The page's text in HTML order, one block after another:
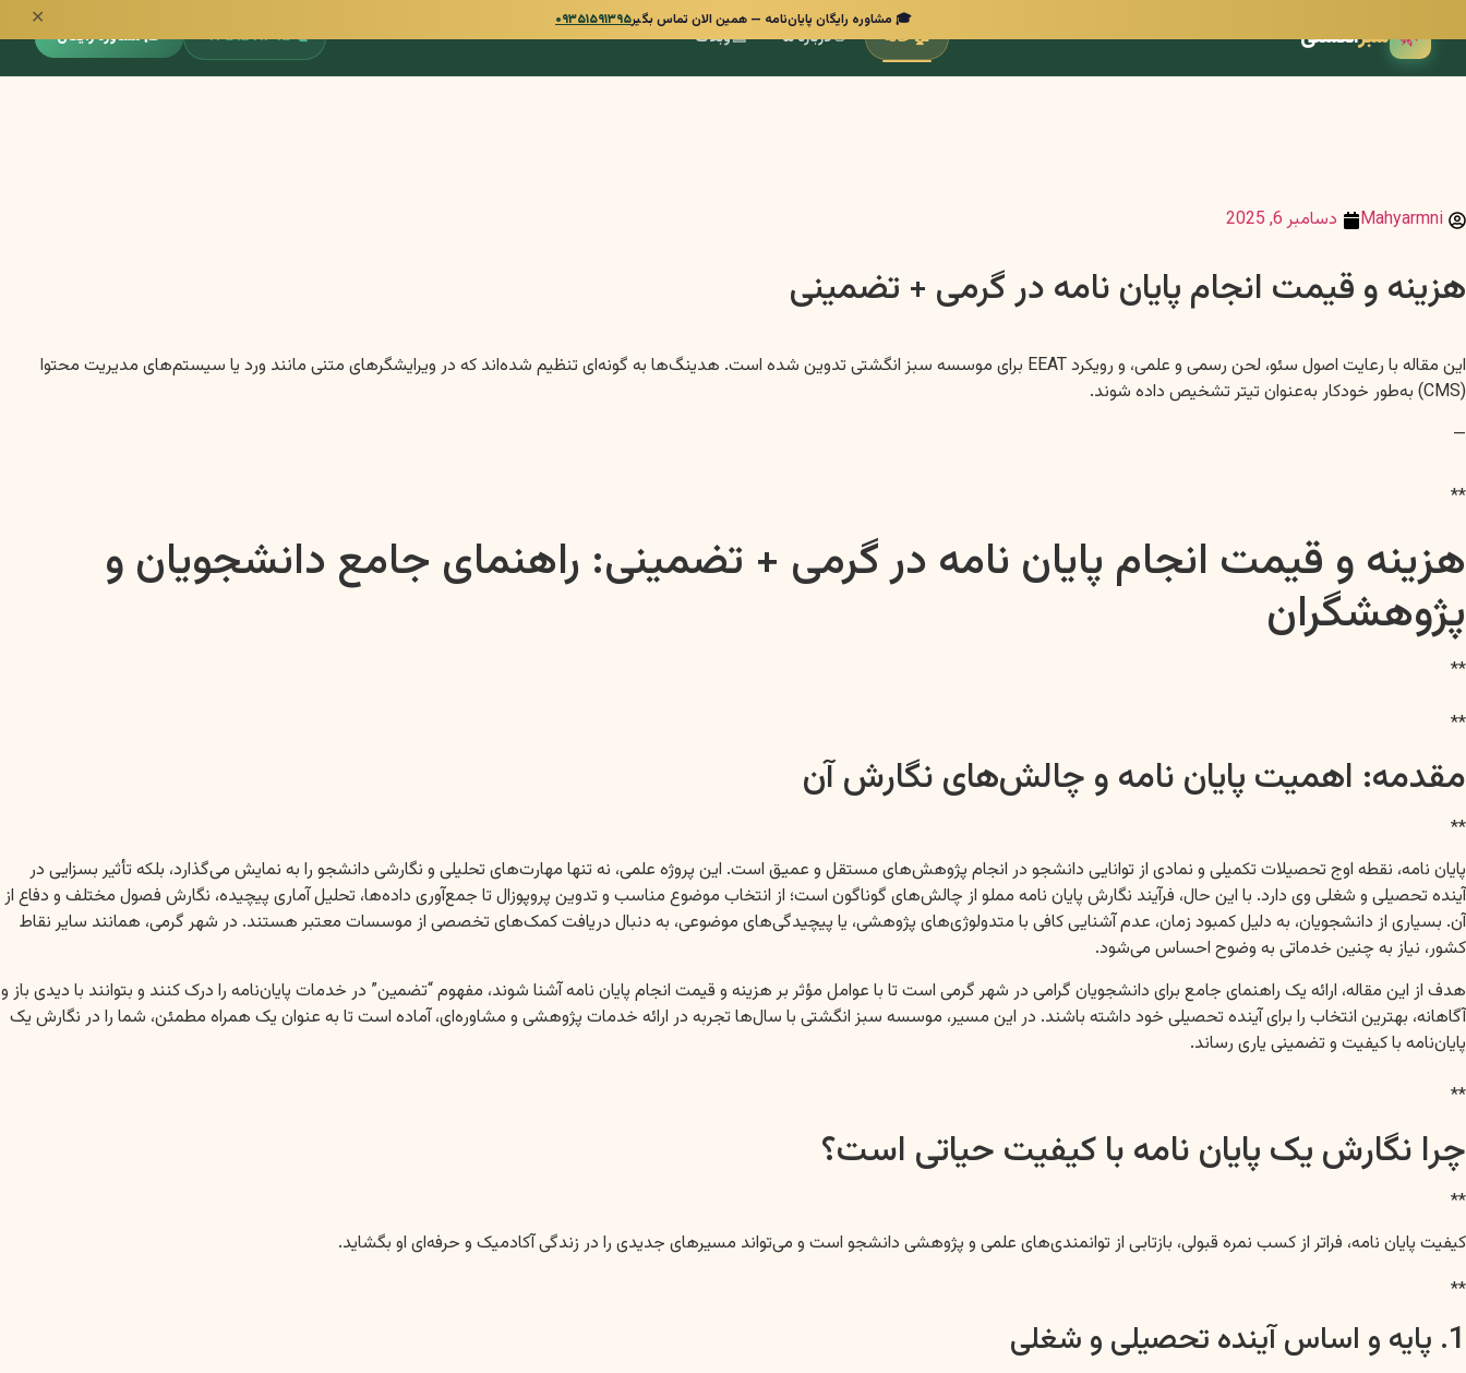
🎓 مشاوره رایگان پایان‌نامه — همین الان تماس بگیر۰۹۳۵۱۵۹۱۳۹۵ ✕
🌿 سبزانگشتی 🏠خانه 👋درباره ما 📰وبلاگ 📞۰۹۳۵۱۵۹۱۳۹۵ 🎓 مشاوره رایگان
Mahyarmni دسامبر 6, 2025
هزینه و قیمت انجام پایان نامه در گرمی + تضمینی
این مقاله با رعایت اصول سئو، لحن رسمی و علمی، و رویکرد EEAT برای موسسه سبز انگشتی تدوین شده است. هدینگ‌ها به گونه‌ای تنظیم شده‌اند که در ویرایشگرهای متنی مانند ورد یا سیستم‌های مدیریت محتوا
(CMS) به‌طور خودکار به‌عنوان تیتر تشخیص داده شوند.
—
**
هزینه و قیمت انجام پایان نامه در گرمی + تضمینی: راهنمای جامع دانشجویان و
پژوهشگران
**
**
مقدمه: اهمیت پایان نامه و چالش‌های نگارش آن
**
پایان نامه، نقطه اوج تحصیلات تکمیلی و نمادی از توانایی دانشجو در انجام پژوهش‌های مستقل و عمیق است. این پروژه علمی، نه تنها مهارت‌های تحلیلی و نگارشی دانشجو را به نمایش می‌گذارد، بلکه تأثیر بسزایی در
آینده تحصیلی و شغلی وی دارد. با این حال، فرآیند نگارش پایان نامه مملو از چالش‌های گوناگون است؛ از انتخاب موضوع مناسب و تدوین پروپوزال تا جمع‌آوری داده‌ها، تحلیل آماری پیچیده، نگارش فصول مختلف و دفاع از
آن. بسیاری از دانشجویان، به دلیل کمبود زمان، عدم آشنایی کافی با متدولوژی‌های پژوهشی، یا پیچیدگی‌های موضوعی، به دنبال دریافت کمک‌های تخصصی از موسسات معتبر هستند. در شهر گرمی، همانند سایر نقاط
کشور، نیاز به چنین خدماتی به وضوح احساس می‌شود.
هدف از این مقاله، ارائه یک راهنمای جامع برای دانشجویان گرامی در شهر گرمی است تا با عوامل مؤثر بر هزینه و قیمت انجام پایان نامه آشنا شوند، مفهوم “تضمین” در خدمات پایان‌نامه را درک کنند و بتوانند با دیدی باز و
آگاهانه، بهترین انتخاب را برای آینده تحصیلی خود داشته باشند. در این مسیر، موسسه سبز انگشتی با سال‌ها تجربه در ارائه خدمات پژوهشی و مشاوره‌ای، آماده است تا به عنوان یک همراه مطمئن، شما را در نگارش یک
پایان‌نامه با کیفیت و تضمینی یاری رساند.
**
چرا نگارش یک پایان نامه با کیفیت حیاتی است؟
**
کیفیت پایان نامه، فراتر از کسب نمره قبولی، بازتابی از توانمندی‌های علمی و پژوهشی دانشجو است و می‌تواند مسیرهای جدیدی را در زندگی آکادمیک و حرفه‌ای او بگشاید.
**
1. پایه و اساس آینده تحصیلی و شغلی